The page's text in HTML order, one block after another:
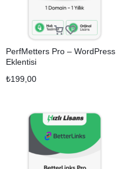
PerfMetters Pro – WordPress
Eklentisi
₺199,00